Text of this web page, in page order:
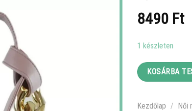
8490 Ft
1 készleten
KOSÁRBA
Kezdőlap / Női